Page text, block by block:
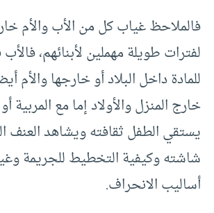
فالملاحظ غياب كل من الأب والأم
لفترات طويلة مهملين لأبنائهم،
للمادة داخل البلاد أو خارجها والأم
خارج المنزل والأولاد إما مع المربية
يستقي الطفل ثقافته ويشاهد العنف
شاشته وكيفية التخطيط للجريمة
أساليب الانحراف.